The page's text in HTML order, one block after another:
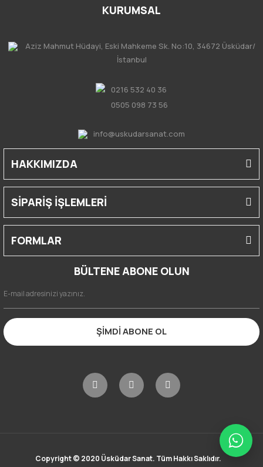
KURUMSAL
Aziz Mahmut Hüdayi, Eski Mahkeme Sk. No:10, 34672 Üsküdar/
İstanbul
0216 532 40 36
0505 098 73 56
info@uskudarsanat.com
HAKKIMIZDA
SİPARİŞ İŞLEMLERİ
FORMLAR
BÜLTENE ABONE OLUN
ŞİMDİ ABONE OL
Copyright © 2020 Üsküdar Sanat. Tüm Hakkı Saklıdır.